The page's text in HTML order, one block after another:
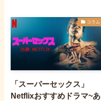
コラム
「スーパーセックス」
Netflixおすすめドラマ~あ